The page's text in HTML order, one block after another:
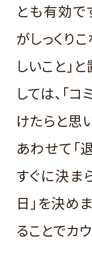
とも有効で
がしっくり
しいこと」
しては、「
けたらと思
あわせて「
すぐに決ま
日」を決め
ることでカ